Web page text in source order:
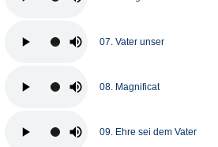
07. Vater unser
08. Magnificat
09. Ehre sei dem Vater